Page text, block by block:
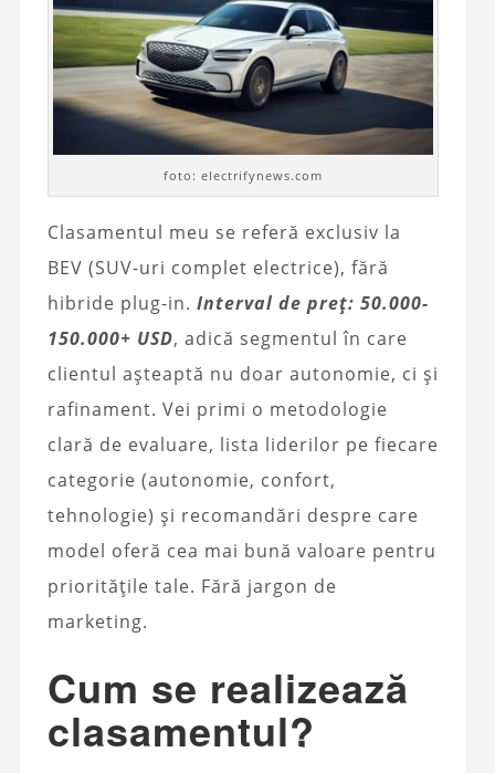
foto: electrifynews.com
Clasamentul meu se referă exclusiv la
BEV (SUV-uri complet electrice), fără
hibride plug-in. Interval de preț: 50.000-
150.000+ USD, adică segmentul în care
clientul așteaptă nu doar autonomie, ci și
rafinament. Vei primi o metodologie
clară de evaluare, lista liderilor pe fiecare
categorie (autonomie, confort,
tehnologie) și recomandări despre care
model oferă cea mai bună valoare pentru
prioritățile tale. Fără jargon de
marketing.
Cum se realizează
clasamentul?